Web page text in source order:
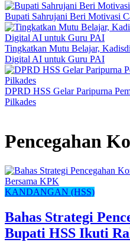
Bupati Sahrujani Beri Motivasi
Tingkatkan Mutu Belajar,
Digital AI untuk Guru PAI
DPRD HSS Gelar Paripurna
Pilkades
Pencegahan
KANDANGAN (HSS)
Bahas Strategi
Bupati HSS Ikuti